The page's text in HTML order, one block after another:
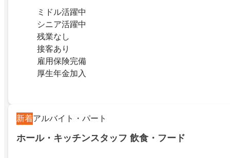
ミドル活躍中
シニア活躍中
残業なし
接客あり
雇用保険完備
厚生年金加入
新着アルバイト・パート
ホール・キッチンスタッフ 飲食・フード